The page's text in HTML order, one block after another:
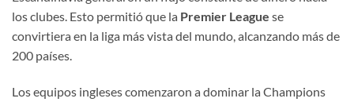
los clubes. Esto permitió que la Premier League se
convirtiera en la liga más vista del mundo, alcanzando más de
200 países.
Los equipos ingleses comenzaron a dominar la Champions